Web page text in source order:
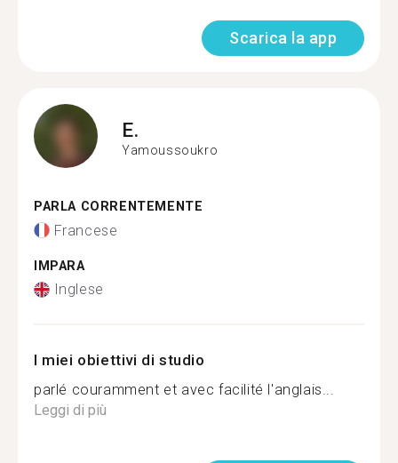
Scarica la app
E.
Yamoussoukro
PARLA CORRENTEMENTE
Francese
IMPARA
Inglese
I miei obiettivi di studio
parlé couramment et avec facilité l'anglais...
Leggi di più